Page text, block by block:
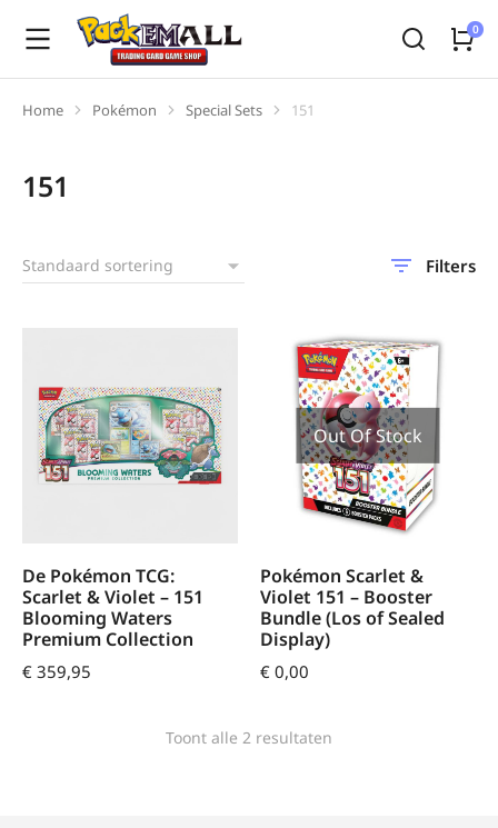
Je bent hier:
Home Pokémon Special Sets 151
151
Filters
De Pokémon TCG:
Scarlet & Violet – 151
Blooming Waters
Premium Collection
€ 359,95
Out Of Stock
Pokémon Scarlet &
Violet 151 – Booster
Bundle (Los of Sealed
Display)
€ 0,00
Toont alle 2 resultaten